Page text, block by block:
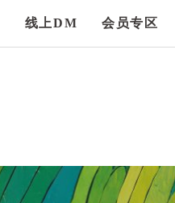
线上DM 会员专区